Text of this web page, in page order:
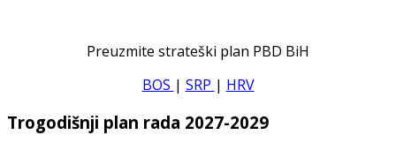
Preuzmite strateški plan PBD BiH
BOS | SRP | HRV
Trogodišnji plan rada 2027-2029